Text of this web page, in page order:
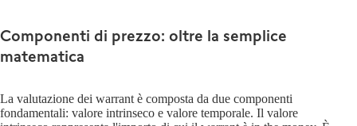
Componenti di prezzo: oltre la semplice
matematica
La valutazione dei warrant è composta da due componenti
fondamentali: valore intrinseco e valore temporale. Il valore